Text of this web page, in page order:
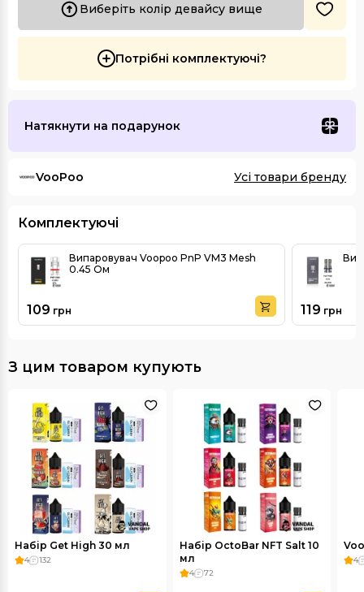
Виберіть колір девайсу вище
Потрібні комплектуючі?
Натякнути на подарунок
VooPoo Усі товари бренду
Комплектуючі
Випаровувач Voopoo PnP VM3 Mesh
0.45 Ом
109 грн 119 грн
З цим товаром купують
Набір Get High 30 мл
4 132
Набір OctoBar NFT Salt 10
мл
4 72
4